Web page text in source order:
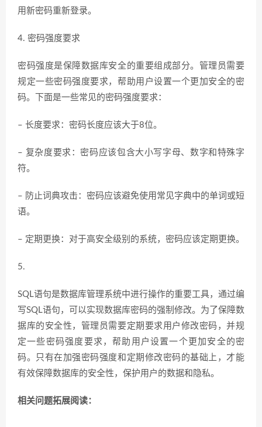
用新密码重新登录。
4. 密码强度要求
密码强度是保障数据库安全的重要组成部分。管理员需要
规定一些密码强度要求，帮助用户设置一个更加安全的密
码。下面是一些常见的密码强度要求：
– 长度要求：密码长度应该大于8位。
– 复杂度要求：密码应该包含大小写字母、数字和特殊字
符。
– 防止词典攻击：密码应该避免使用常见字典中的单词或短
语。
– 定期更换：对于高安全级别的系统，密码应该定期更换。
5.
SQL语句是数据库管理系统中进行操作的重要工具，通过编
写SQL语句，可以实现数据库密码的强制修改。为了保障数
据库的安全性，管理员需要定期要求用户修改密码，并规
定一些密码强度要求，帮助用户设置一个更加安全的密
码。只有在加强密码强度和定期修改密码的基础上，才能
有效保障数据库的安全性，保护用户的数据和隐私。
相关问题拓展阅读：